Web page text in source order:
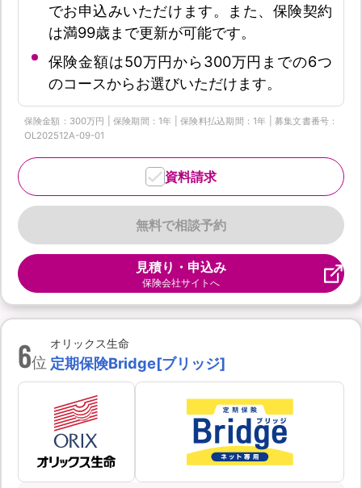
でお申込みいただけます。また、保険契約
は満99歳まで更新が可能です。
保険金額は50万円から300万円までの6つ
のコースからお選びいただけます。
保険金額：300万円 | 保険期間：1年 | 保険料払込期間：1年 | 募集文書番号：
OL202512A-09-01
無料で相談予約
資料請求
見積り・申込み
保険会社サイトへ
6位
オリックス生命
定期保険Bridge[ブリッジ]